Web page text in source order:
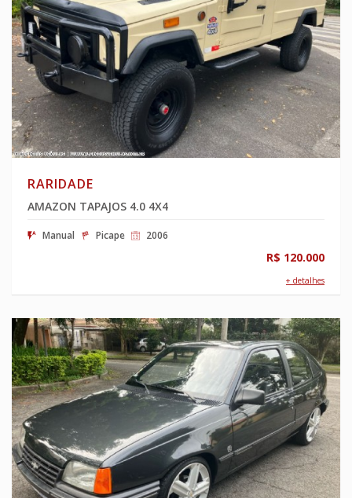
RARIDADE
AMAZON TAPAJOS 4.0 4X4
Manual Picape 2006
R$ 120.000
+ detalhes